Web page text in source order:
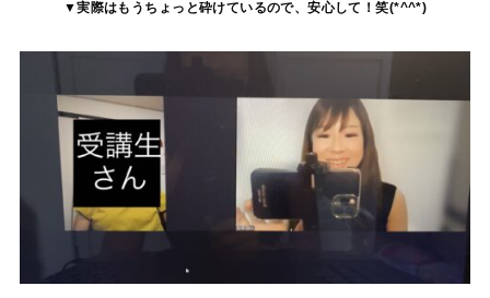
▼実際はもうちょっと砕けているので、安心して！笑(*^^*)